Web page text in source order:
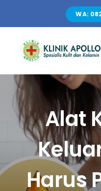
content
WA:
Alat
Harus